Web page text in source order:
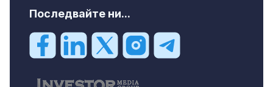
Последвайте ни...